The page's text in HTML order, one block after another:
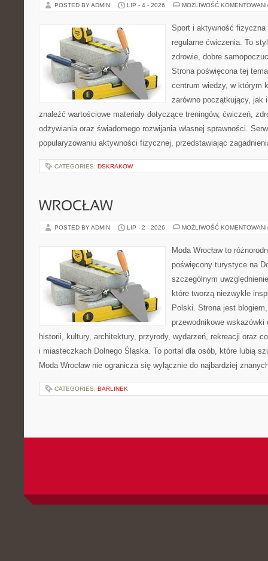
POSTED BY ADMIN LIP - 4 - 2026 MOŻLIWOŚĆ
Sport i aktywność
regularne ćwiczenia. To
zdrowie, dobre
Strona poświęcona tej
centrum wiedzy, w którym
zarówno początkujący, jak
znaleźć wartościowe materiały dotyczące treningów, ćwiczeń,
odżywiania oraz świadomego rozwijania własnej sprawności.
popularyzowaniu aktywności fizycznej, przedstawiając
CATEGORIES: DSKRAKOW
WROCŁAW
POSTED BY ADMIN LIP - 2 - 2026 MOŻLIWOŚĆ
Moda Wrocław to
poświęcony turystyce na
szczególnym
które tworzą niezwykle
Polski. Strona jest
przewodnikowe
historii, kultury, architektury, przyrody, wydarzeń, rekreacji oraz
i miasteczkach Dolnego Śląska. To portal dla osób, które lubią
Moda Wrocław nie ogranicza się wyłącznie do najbardziej
CATEGORIES: BARLINEK